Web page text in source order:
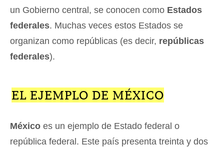
un Gobierno central, se conocen como Estados
federales. Muchas veces estos Estados se
organizan como repúblicas (es decir, repúblicas
federales).
EL EJEMPLO DE MÉXICO
México es un ejemplo de Estado federal o
república federal. Este país presenta treinta y dos